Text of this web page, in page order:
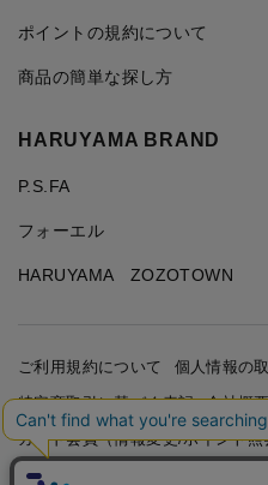
ポイントの規約について
商品の簡単な探し方
HARUYAMA BRAND
P.S.FA
フォーエル
HARUYAMA ZOZOTOWN
ご利用規約について
個人情報の
特定商取引に基づく表記
会社概
カード会員（情報変更/ポイント照